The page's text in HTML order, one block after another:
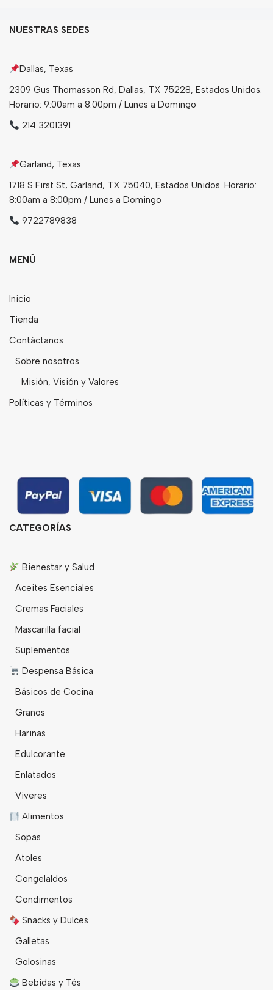
NUESTRAS SEDES
Dallas, Texas
2309 Gus Thomasson Rd, Dallas, TX 75228, Estados Unidos.
Horario: 9:00am a 8:00pm / Lunes a Domingo
214 3201391
Garland, Texas
1718 S First St, Garland, TX 75040, Estados Unidos. Horario:
8:00am a 8:00pm / Lunes a Domingo
9722789838
MENÚ
Inicio
Tienda
Contáctanos
Sobre nosotros
Misión, Visión y Valores
Políticas y Términos
CATEGORÍAS
Bienestar y Salud
Aceites Esenciales
Cremas Faciales
Mascarilla facial
Suplementos
Despensa Básica
Básicos de Cocina
Granos
Harinas
Edulcorante
Enlatados
Viveres
Alimentos
Sopas
Atoles
Congelaldos
Condimentos
Snacks y Dulces
Galletas
Golosinas
Bebidas y Tés